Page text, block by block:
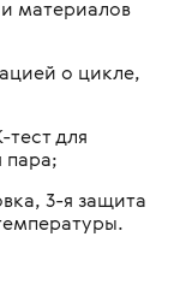
материалов
о цикле,
тест для
пара;
3-я защита